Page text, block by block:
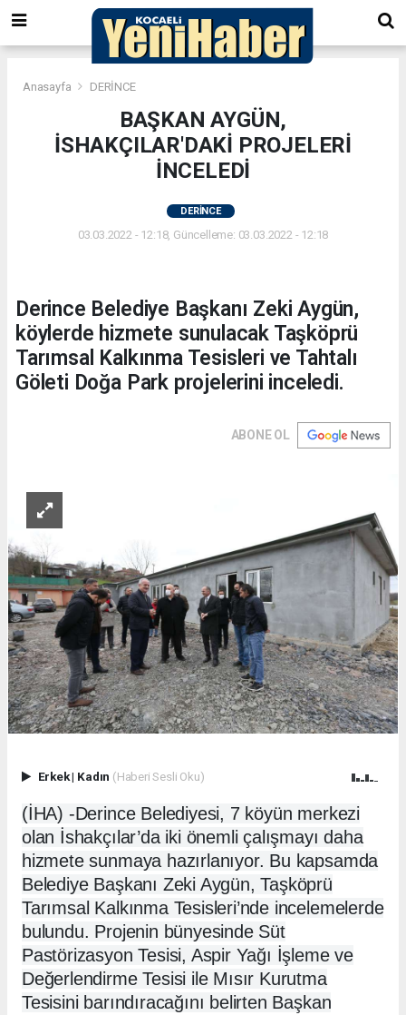
Anasayfa DERİNCE
BAŞKAN AYGÜN,
İSHAKÇILAR'DAKİ PROJELERİ
İNCELEDİ
DERİNCE
03.03.2022 - 12:18, Güncelleme: 03.03.2022 - 12:18
Derince Belediye Başkanı Zeki Aygün,
köylerde hizmete sunulacak Taşköprü
Tarımsal Kalkınma Tesisleri ve Tahtalı
Göleti Doğa Park projelerini inceledi.
ABONE OL
Erkek| Kadın (Haberi Sesli Oku)
(İHA) -Derince Belediyesi, 7 köyün merkezi
olan İshakçılar’da iki önemli çalışmayı daha
hizmete sunmaya hazırlanıyor. Bu kapsamda
Belediye Başkanı Zeki Aygün, Taşköprü
Tarımsal Kalkınma Tesisleri’nde incelemelerde
bulundu. Projenin bünyesinde Süt
Pastörizasyon Tesisi, Aspir Yağı İşleme ve
Değerlendirme Tesisi ile Mısır Kurutma
Tesisini barındıracağını belirten Başkan